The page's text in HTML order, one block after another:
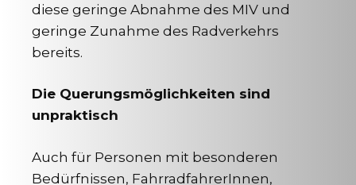
diese geringe Abnahme des MIV und
geringe Zunahme des Radverkehrs
bereits.
Die Querungsmöglichkeiten sind
unpraktisch
Auch für Personen mit besonderen
Bedürfnissen, FahrradfahrerInnen,